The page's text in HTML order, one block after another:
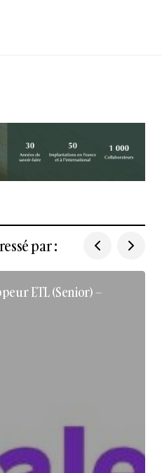
par :
ETL (Senior) –